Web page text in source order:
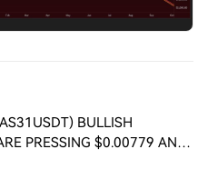
BULLISH
PRESSING $0.00779 AND
Trade Setup: Long 🟢